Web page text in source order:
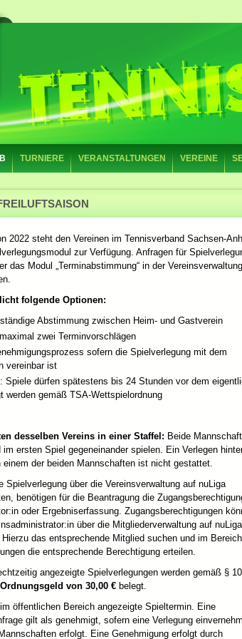
TURNIERE VERANSTALTUNGEN VEREINE
2022 steht den Vereinen im Tennisverband Sachsen-
zur Verfügung. Anfragen für
das Modul „Terminabstimmung“ in der
folgende Optionen:
Abstimmung zwischen Heim- und Gastverein
zwei Terminvorschlägen
sofern die Spielverlegung mit dem
vereinbar ist
Spiele dürfen spätestens bis 24 Stunden vor dem
werden gemäß TSA-Wettspielordnung
desselben Vereins in einer Staffel: Beide
ersten Spiel gegeneinander spielen. Ein Verlegen
einem der beiden Mannschaften ist nicht gestattet.
Spielverlegung über die Vereinsverwaltung auf nuLiga
benötigen für die Beantragung die
oder Ergebniserfassung. Zugangsberechtigungen
über die Mitgliederverwaltung auf nuLiga
das entsprechende Mitglied suchen und im Bereich
die entsprechende Berechtigung erteilen.
angezeigte Spielverlegungen werden gemäß §
Ordnungsgeld von 30,00 € belegt.
öffentlichen Bereich angezeigte Spieltermin. Eine
gilt als genehmigt, sofern eine Verlegung
erfolgt. Eine Genehmigung erfolgt durch